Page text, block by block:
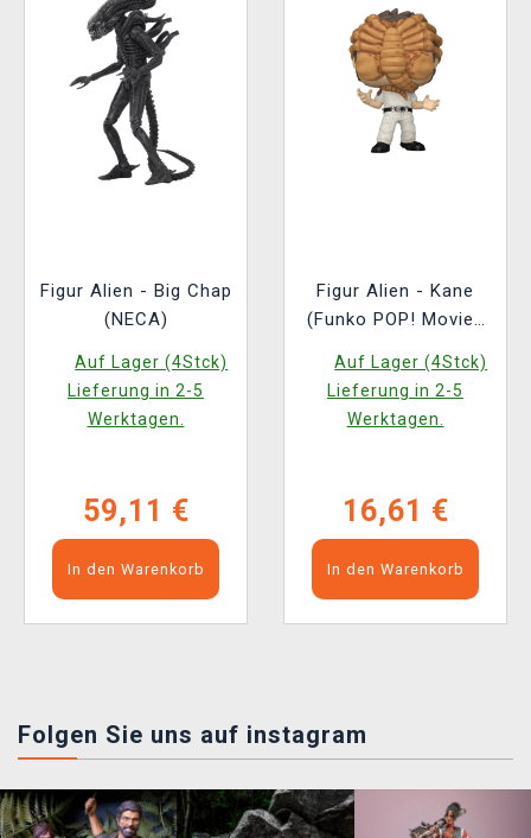
Figur Alien - Big Chap
(NECA)
Auf Lager (4Stck)
Lieferung in 2-5
Werktagen.
59,11 €
In den Warenkorb
Figur Alien - Kane
(Funko POP! Movies
Auf Lager (4Stck)
Lieferung in 2-5
Werktagen.
16,61 €
In den Warenkorb
Folgen Sie uns auf instagram